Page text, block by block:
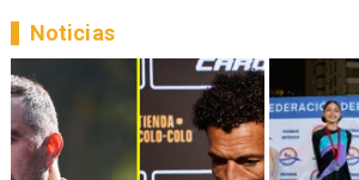
Noticias